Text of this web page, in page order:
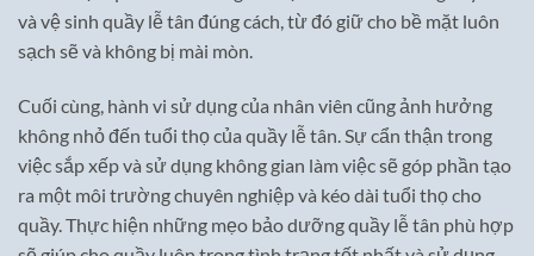
và vệ sinh quầy lễ tân đúng cách, từ đó giữ cho bề mặt luôn
sạch sẽ và không bị mài mòn.
Cuối cùng, hành vi sử dụng của nhân viên cũng ảnh hưởng
không nhỏ đến tuổi thọ của quầy lễ tân. Sự cẩn thận trong
việc sắp xếp và sử dụng không gian làm việc sẽ góp phần tạo
ra một môi trường chuyên nghiệp và kéo dài tuổi thọ cho
quầy. Thực hiện những mẹo bảo dưỡng quầy lễ tân phù hợp